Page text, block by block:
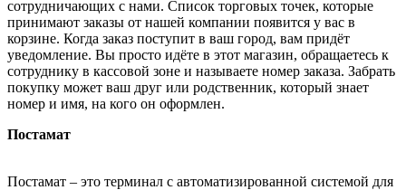
сотрудничающих с нами. Список торговых точек, которые
принимают заказы от нашей компании появится у вас в
корзине. Когда заказ поступит в ваш город, вам придёт
уведомление. Вы просто идёте в этот магазин, обращаетесь к
сотруднику в кассовой зоне и называете номер заказа. Забрать
покупку может ваш друг или родственник, который знает
номер и имя, на кого он оформлен.
Постамат
Постамат – это терминал с автоматизированной системой для